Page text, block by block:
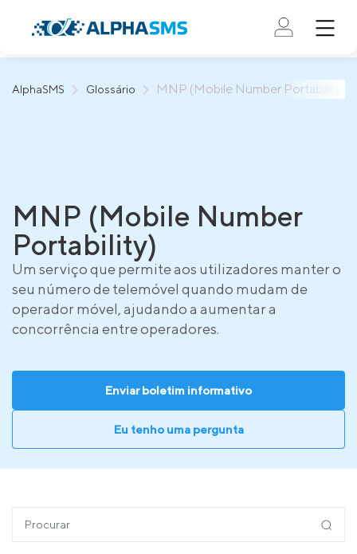
AlphaSMS Glossário MNP (Mobile Number Portability)
MNP (Mobile Number
Portability)
Um serviço que permite aos utilizadores manter o
seu número de telemóvel quando mudam de
operador móvel, ajudando a aumentar a
concorrência entre operadores.
Enviar boletim informativo
Eu tenho uma pergunta